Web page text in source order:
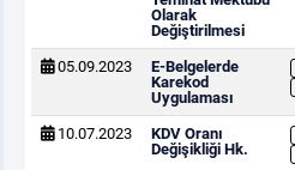
Olarak
Değiştirilmesi
05.09.2023
E-Belgelerde
Karekod
Uygulaması
10.07.2023
KDV Oranı
Değişikliği Hk.